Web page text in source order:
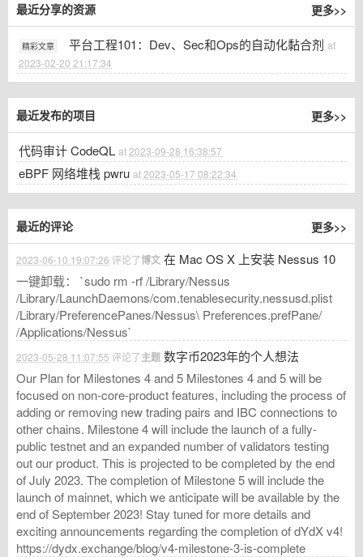
更多>>
最近分享的资源
精彩文章 平台工程101：Dev、Sec和Ops的自动化黏合剂 at
2023-02-20 21:17:34
更多>>
最近发布的项目
代码审计 CodeQL at 2023-09-28 16:38:57
eBPF 网络堆栈 pwru at 2023-05-17 08:22:34
更多>>
最近的评论
2023-06-10 19:07:26 评论了博文 在 Mac OS X 上安装 Nessus 10
一键卸载： `sudo rm -rf /Library/Nessus
/Library/LaunchDaemons/com.tenablesecurity.nessusd.plist
/Library/PreferencePanes/Nessus\ Preferences.prefPane/
/Applications/Nessus`
2023-05-28 11:07:55 评论了主题 数字币2023年的个人想法
Our Plan for Milestones 4 and 5 Milestones 4 and 5 will be
focused on non-core-product features, including the process of
adding or removing new trading pairs and IBC connections to
other chains. Milestone 4 will include the launch of a fully-
public testnet and an expanded number of validators testing
out our product. This is projected to be completed by the end
of July 2023. The completion of Milestone 5 will include the
launch of mainnet, which we anticipate will be available by the
end of September 2023! Stay tuned for more details and
exciting announcements regarding the completion of dYdX v4!
https://dydx.exchange/blog/v4-milestone-3-is-complete